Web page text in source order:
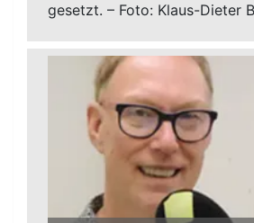
gesetzt. – Foto: Klaus-Dieter